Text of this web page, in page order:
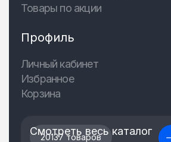
Товары по акции
Профиль
Личный кабинет
Избранное
Корзина
20137 товаров
Смотреть весь каталог